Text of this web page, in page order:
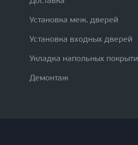
Установка меж. дверей
Установка входных дверей
Укладка напольных
Демонтаж